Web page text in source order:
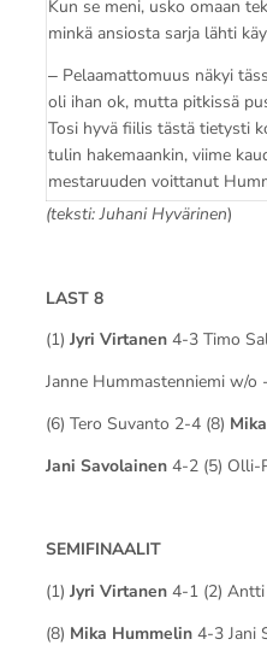
Kun se meni, usko omaan
minkä ansiosta sarja lähti
‒ Pelaamattomuus näkyi
oli ihan ok, mutta pitkissä
Tosi hyvä fiilis tästä tietysti
tulin hakemaankin, viime
mestaruuden voittanut
(teksti: Juhani Hyvärinen)
LAST 8
(1) Jyri Virtanen4-3 Timo
Janne Hummastenniemi w/o
(6) Tero Suvanto 2-4 (8)
Jani Savolainen4-2 (5) Olli-
SEMIFINAALIT
(1) Jyri Virtanen4-1 (2) Antti
(8) Mika Hummelin4-3 Jani